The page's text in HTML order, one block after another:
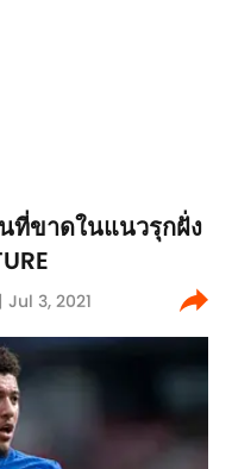
ที่ขาดในแนวรุกฝั่ง
| Jul 3, 2021